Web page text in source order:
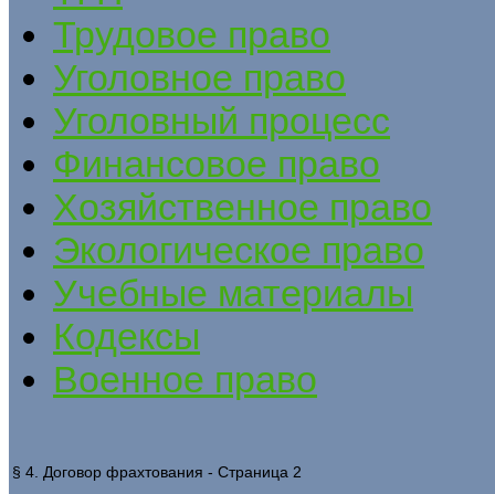
Трудовое право
Уголовное право
Уголовный процесс
Финансовое право
Хозяйственное право
Экологическое право
Учебные материалы
Кодексы
Военное право
§ 4. Договор фрахтования - Страница 2